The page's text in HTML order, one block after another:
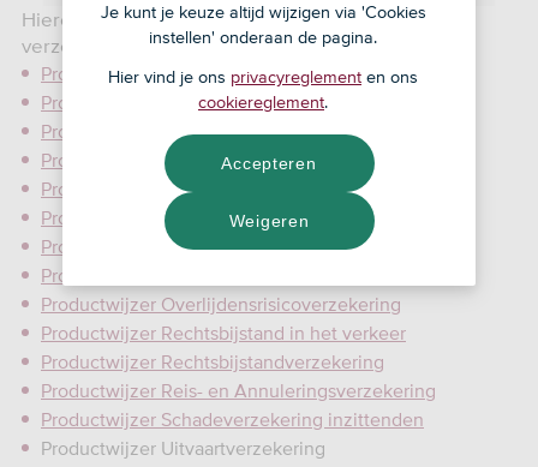
Hieronder vind je onafhankelijke informatie over
verzekeringen van het Verbond van Verzekeraars.
Productwijzer Aansprakelijkheidsverzekering
Productwijzer Caravanverzekering
Productwijzer Direct Ingaande Lijfrente
Productwijzer Inboedelverzekering
Productwijzer Kapitaalverzekering
Productwijzer Motorrijtuigenverzekering
Productwijzer Ongevallenverzekering inzittenden
Productwijzer Opstalverzekering
Productwijzer Overlijdensrisicoverzekering
Productwijzer Rechtsbijstand in het verkeer
Productwijzer Rechtsbijstandverzekering
Productwijzer Reis- en Annuleringsverzekering
Productwijzer Schadeverzekering inzittenden
Productwijzer Uitvaartverzekering
Je kunt je keuze altijd wijzigen via 'Cookies
instellen' onderaan de pagina.
Hier vind je ons privacyreglement en ons
cookiereglement.
Weigeren
Accepteren